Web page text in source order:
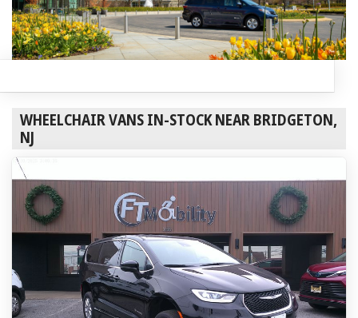
WHEELCHAIR VANS IN-STOCK NEAR BRIDGETON,
NJ